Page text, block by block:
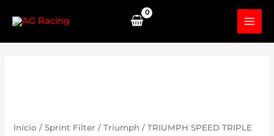
content
Início /Sprint Filter /Triumph / TRIUMPH SPEED TRIPLE